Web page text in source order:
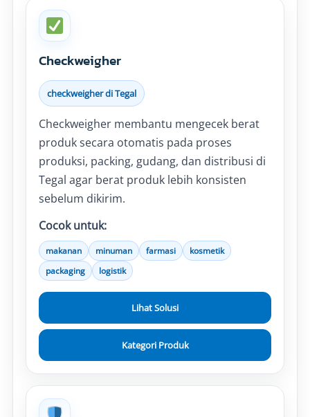
Checkweigher
checkweigher di Tegal
Checkweigher membantu mengecek berat
produk secara otomatis pada proses
produksi, packing, gudang, dan distribusi di
Tegal agar berat produk lebih konsisten
sebelum dikirim.
Cocok untuk:
makanan minuman farmasi
kosmetik
packaging
logistik
Lihat Solusi
Kategori Produk